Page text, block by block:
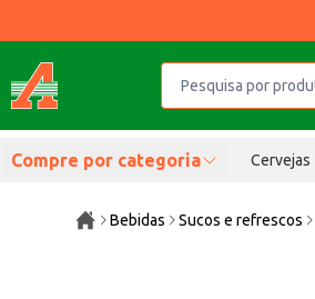
Compre por categoria Cervejas
Bebidas Sucos e refrescos